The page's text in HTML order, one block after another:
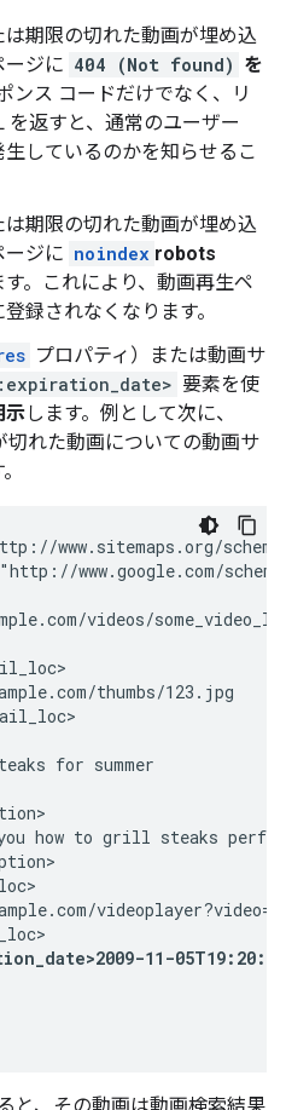
期限の切れた動画が埋め込
ージに 404 (Not found) を
ンス コードだけでなく、リ
を返すと、通常のユーザー
しているのかを知らせるこ
期限の切れた動画が埋め込
ージに noindex robots
す。これにより、動画再生ペ
録されなくなります。
プロパティ）または動画サ
要素を使
示します。例として次に、
切れた動画についての動画サ
www.sitemaps.org/
www.google.com/
videos/
thumbs/123.jpg
for summer
how to grill steaks
11-
と、その動画は動画検索結果